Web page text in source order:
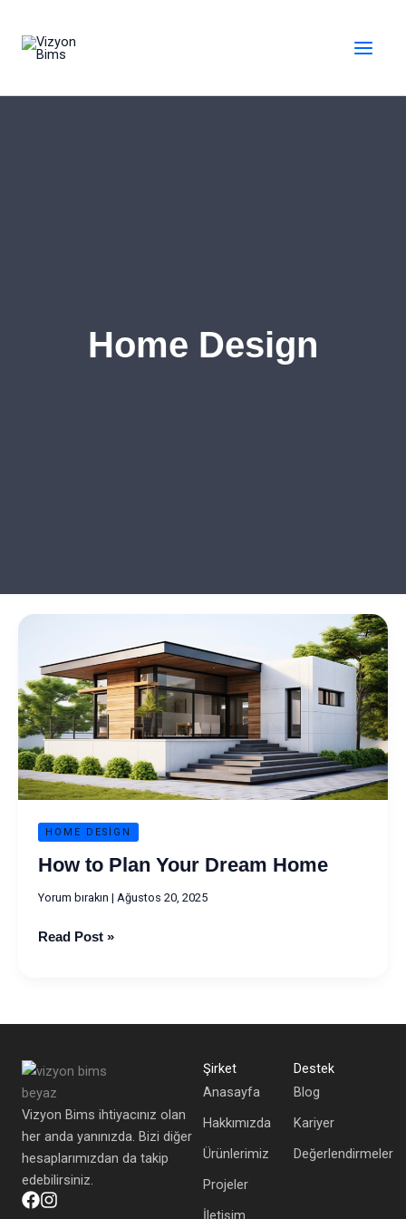
Home Design
HOME DESIGN
How to Plan Your Dream Home
Yorum bırakın | Ağustos 20, 2025
Plan
Your
Dream
Home
Read Post »
Vizyon Bims ihtiyacınız olan
her anda yanınızda. Bizi diğer
hesaplarımızdan da takip
edebilirsiniz.
Şirket
Anasayfa
Hakkımızda
Ürünlerimiz
Projeler
İletişim
Destek
Blog
Kariyer
Değerlendirmeler